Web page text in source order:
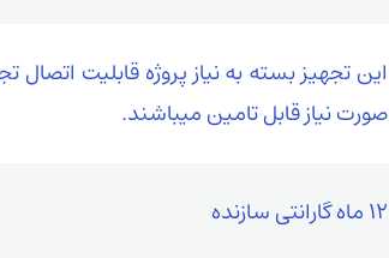
این تجهیز بسته به نیاز پروژه قابلیت
صورت نیاز قابل تامین میباشند.
12 ماه گارانتی سازنده